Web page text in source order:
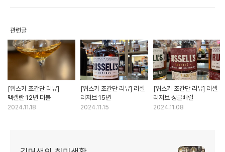
관련글
[위스키 초간단 리뷰]
맥캘란 12년 더블
2024.11.18
[위스키 초간단 리뷰] 러셀
리저브 15년
2024.11.15
[위스키 초간단 리뷰] 러셀
리저브 싱글배럴
2024.11.08